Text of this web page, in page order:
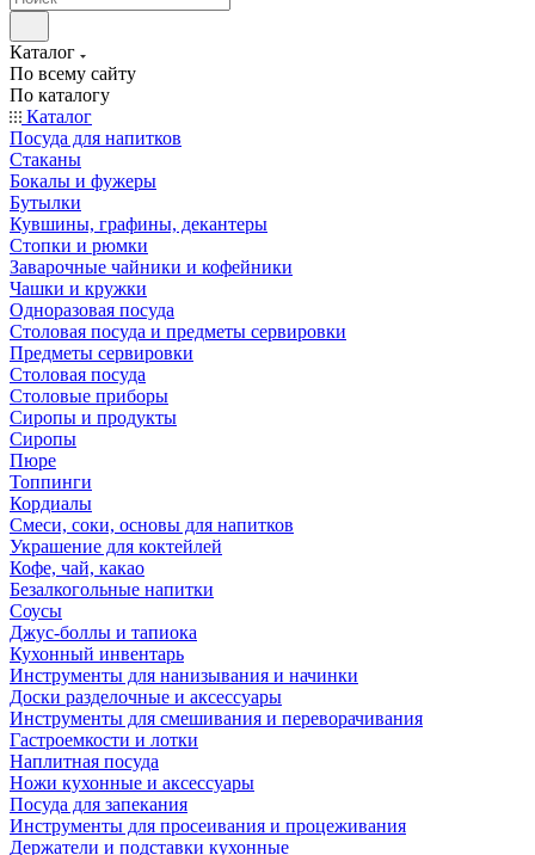
Каталог
По всему сайту
По каталогу
Каталог
Посуда для напитков
Стаканы
Бокалы и фужеры
Бутылки
Кувшины, графины, декантеры
Стопки и рюмки
Заварочные чайники и кофейники
Чашки и кружки
Одноразовая посуда
Столовая посуда и предметы сервировки
Предметы сервировки
Столовая посуда
Столовые приборы
Сиропы и продукты
Сиропы
Пюре
Топпинги
Кордиалы
Смеси, соки, основы для напитков
Украшение для коктейлей
Кофе, чай, какао
Безалкогольные напитки
Соусы
Джус-боллы и тапиока
Кухонный инвентарь
Инструменты для нанизывания и начинки
Доски разделочные и аксессуары
Инструменты для смешивания и переворачивания
Гастроемкости и лотки
Наплитная посуда
Ножи кухонные и аксессуары
Посуда для запекания
Инструменты для просеивания и процеживания
Держатели и подставки кухонные